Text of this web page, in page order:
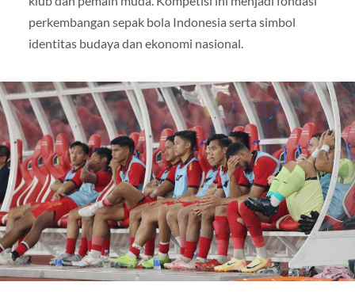
perkembangan sepak bola Indonesia serta simbol
identitas budaya dan ekonomi nasional.